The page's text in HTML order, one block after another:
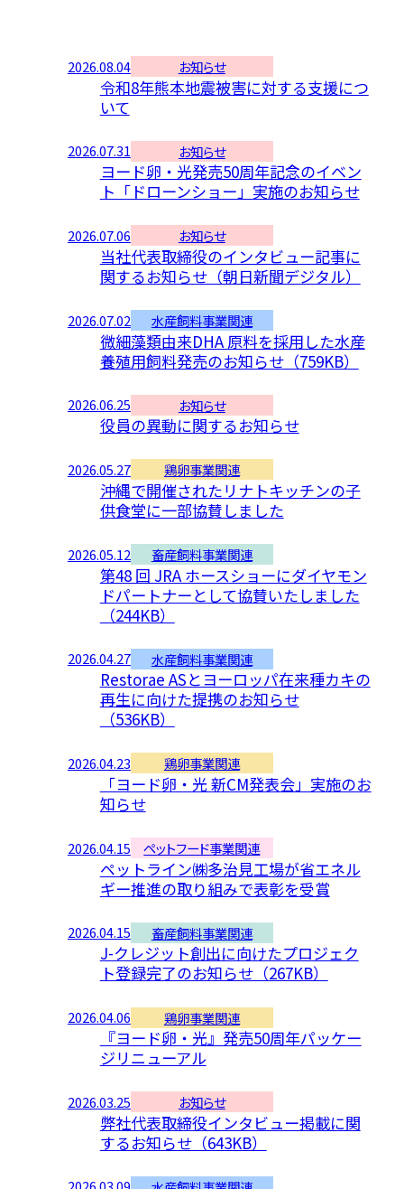
2026.08.04 お知らせ
令和8年熊本地震被害に対する支援につ
いて
2026.07.31 お知らせ
ヨード卵・光発売50周年記念のイベン
ト「ドローンショー」実施のお知らせ
2026.07.06 お知らせ
当社代表取締役のインタビュー記事に
関するお知らせ（朝日新聞デジタル）
2026.07.02 水産飼料事業関連
微細藻類由来DHA 原料を採用した水産
養殖用飼料発売のお知らせ（759KB）
2026.06.25 お知らせ
役員の異動に関するお知らせ
2026.05.27 鶏卵事業関連
沖縄で開催されたリナトキッチンの子
供食堂に一部協賛しました
2026.05.12 畜産飼料事業関連
第48 回 JRA ホースショーにダイヤモン
ドパートナーとして協賛いたしました
（244KB）
2026.04.27 水産飼料事業関連
Restorae ASとヨーロッパ在来種カキの
再生に向けた提携のお知らせ
（536KB）
2026.04.23 鶏卵事業関連
「ヨード卵・光 新CM発表会」実施のお
知らせ
2026.04.15 ペットフード事業関連
ペットライン㈱多治見工場が省エネル
ギー推進の取り組みで表彰を受賞
2026.04.15 畜産飼料事業関連
J-クレジット創出に向けたプロジェク
ト登録完了のお知らせ（267KB）
2026.04.06 鶏卵事業関連
『ヨード卵・光』発売50周年パッケー
ジリニューアル
2026.03.25 お知らせ
弊社代表取締役インタビュー掲載に関
するお知らせ（643KB）